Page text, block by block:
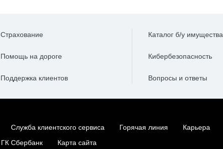
Страхование
Помощь на дороге
Поддержка клиентов
Каталог б/у имущества
Кибербезопасность
Вопросы и ответы
Служба клиентского сервиса Горячая линия
Карьера
ГК Сбербанк Карта сайта